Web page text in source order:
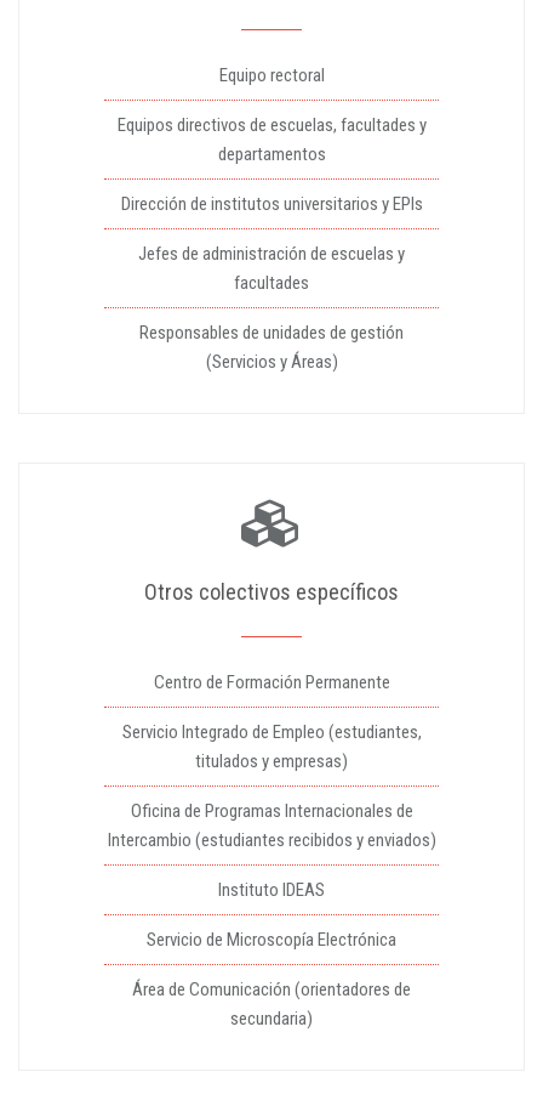
Equipo rectoral
Equipos directivos de escuelas, facultades y
departamentos
Dirección de institutos universitarios y EPIs
Jefes de administración de escuelas y
facultades
Responsables de unidades de gestión
(Servicios y Áreas)
Otros colectivos específicos
Centro de Formación Permanente
Servicio Integrado de Empleo (estudiantes,
titulados y empresas)
Oficina de Programas Internacionales de
Intercambio (estudiantes recibidos y enviados)
Instituto IDEAS
Servicio de Microscopía Electrónica
Área de Comunicación (orientadores de
secundaria)